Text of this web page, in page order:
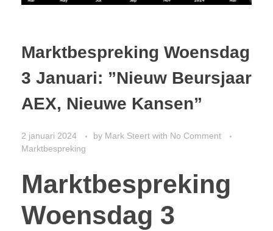
Marktbespreking Woensdag
3 Januari: ”Nieuw Beursjaar
AEX, Nieuwe Kansen”
2 januari 2024 by Mark Steert with No Comment
Marktbespreking
Marktbespreking
Woensdag 3